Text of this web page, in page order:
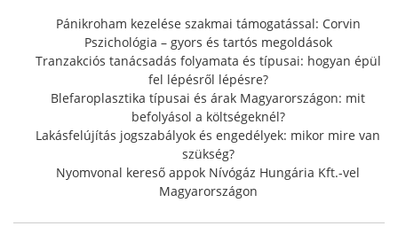
r
:
Pánikroham kezelése szakmai támogatással: Corvin
Pszichológia – gyors és tartós megoldások
Tranzakciós tanácsadás folyamata és típusai: hogyan épül
fel lépésről lépésre?
Blefaroplasztika típusai és árak Magyarországon: mit
befolyásol a költségeknél?
Lakásfelújítás jogszabályok és engedélyek: mikor mire van
szükség?
Nyomvonal kereső appok Nívógáz Hungária Kft.-vel
Magyarországon